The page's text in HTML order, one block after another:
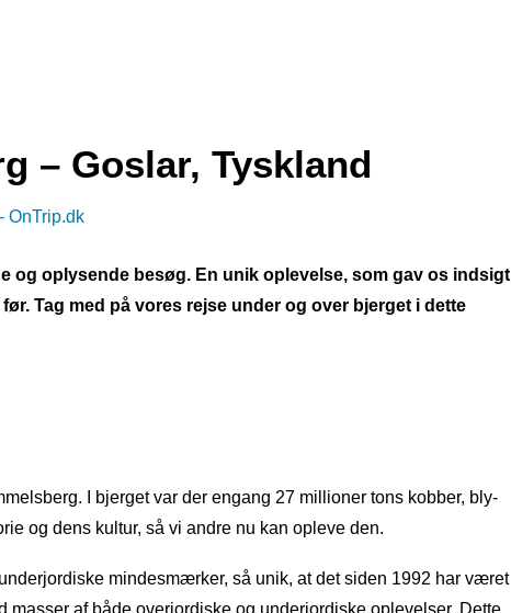
– Goslar, Tyskland
OnTrip.dk
og oplysende besøg. En unik oplevelse, som gav os indsigt
Tag med på vores rejse under og over bjerget i dette
I bjerget var der engang 27 millioner tons kobber, bly-
og dens kultur, så vi andre nu kan opleve den.
mindesmærker, så unik, at det siden 1992 har været
af både overjordiske og underjordiske oplevelser. Dette